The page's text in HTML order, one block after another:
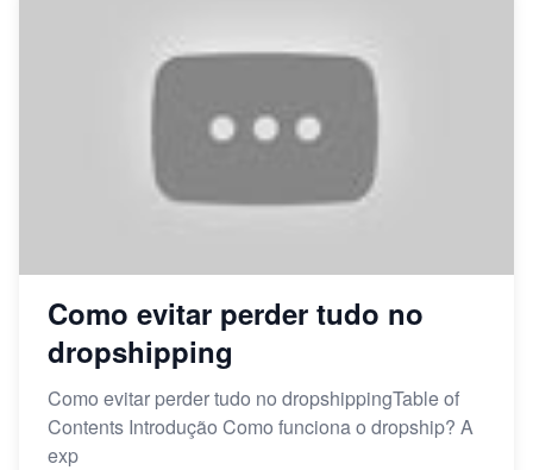
Como evitar perder tudo no
dropshipping
Como evitar perder tudo no dropshippingTable of
Contents Introdução Como funciona o dropship? A
exp